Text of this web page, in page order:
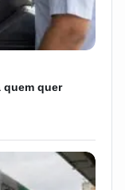
quem quer